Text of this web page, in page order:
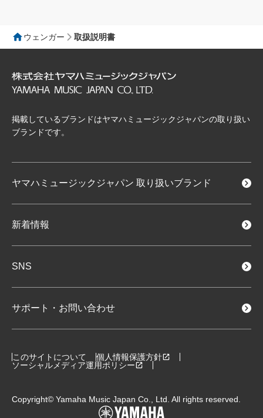
ウェンガー 取扱説明書
掲載しているブランドはヤマハミュージックジャパンの取り扱い
ブランドです。
ヤマハミュージックジャパン 取り扱いブランド
新着情報
SNS
サポート・お問い合わせ
このサイトについて
個人情報保護方針
ソーシャルメディア運用ポリシー
Copyright© Yamaha Music Japan Co., Ltd. All rights reserved.